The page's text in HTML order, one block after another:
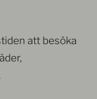
att besöka